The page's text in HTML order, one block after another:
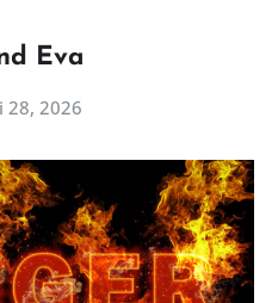
Eva
28, 2026